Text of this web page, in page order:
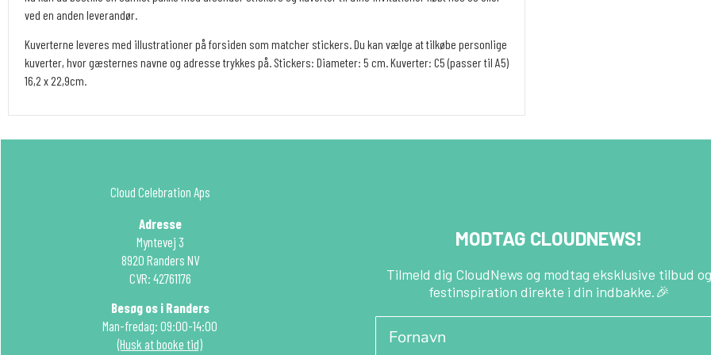
ved en anden leverandør.
Kuverterne leveres med illustrationer på forsiden som matcher stickers. Du kan vælge at tilkøbe personlige
kuverter, hvor gæsternes navne og adresse trykkes på. Stickers: Diameter: 5 cm. Kuverter: C5 (passer til A5)
16,2 x 22,9cm.
Cloud Celebration Aps
Adresse
Myntevej 3
8920 Randers NV
CVR: 42761176
Besøg os i Randers
Man-fredag: 09:00-14:00
(Husk at booke tid)
MODTAG CLOUDNEWS!
Tilmeld dig CloudNews og modtag eksklusive tilbud og
festinspiration direkte i din indbakke.🎉
Fornavn